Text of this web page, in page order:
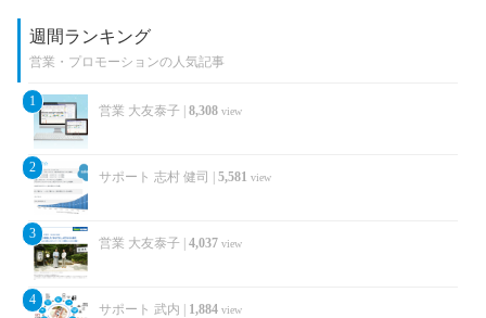
週間ランキング
営業・プロモーションの人気記事
1
営業 大友泰子 8,308 view
2
サポート 志村 健司 5,581 view
3
営業 大友泰子 4,037 view
4
サポート 武内 1,884 view